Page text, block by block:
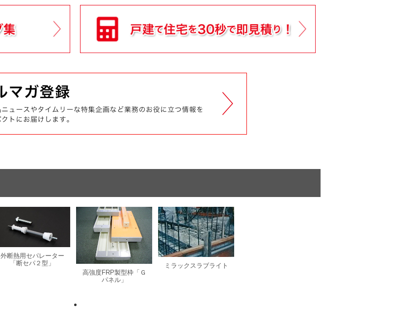
外断熱用セパレーター
「断セパ２型」
高強度FRP製型枠「Ｇ
パネル」
ミラックスラブライト